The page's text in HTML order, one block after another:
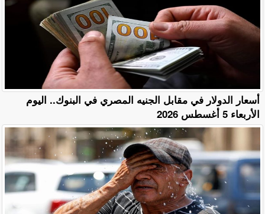
أسعار الدولار في مقابل الجنيه المصري في البنوك.. اليوم
الأربعاء 5 أغسطس 2026